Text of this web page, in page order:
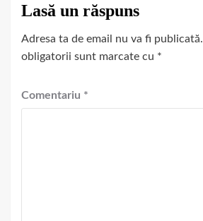
Lasă un răspuns
Adresa ta de email nu va fi publicată.
obligatorii sunt marcate cu *
Comentariu *